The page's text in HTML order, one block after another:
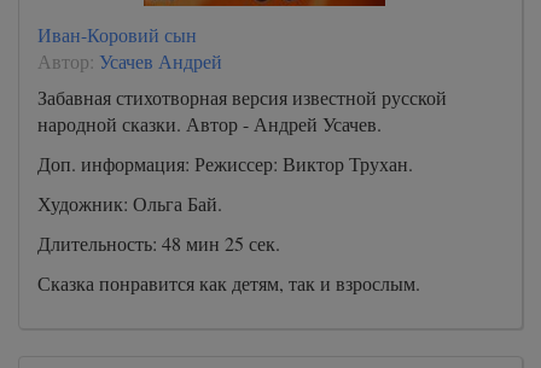
Иван-Коровий сын
Автор: Усачев Андрей
Забавная стихотворная версия известной русской
народной сказки. Автор - Андрей Усачев.
Доп. информация: Режиссер: Виктор Трухан.
Художник: Ольга Бай.
Длительность: 48 мин 25 сек.
Сказка понравится как детям, так и взрослым.